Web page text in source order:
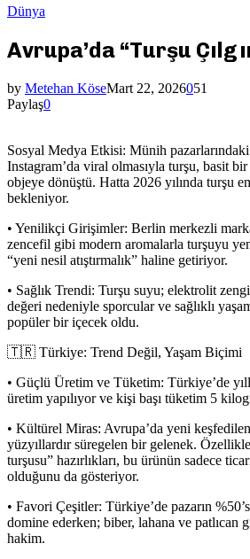
Dünya
Avrupa’da “Turşu
by Metehan KöseMart 22, 2026051
Paylaş0
Sosyal Medya Etkisi: Münih
Instagram’da viral olmasıyla turşu, basit
objeye dönüştü. Hatta 2026 yılında turşu
bekleniyor.
• Yenilikçi Girişimler: Berlin merkezli
zencefil gibi modern aromalarla turşuyu
“yeni nesil atıştırmalık” haline getiriyor.
• Sağlık Trendi: Turşu suyu; elektrolit
değeri nedeniyle sporcular ve sağlıklı
popüler bir içecek oldu.
🇹🇷 Türkiye: Trend Değil, Yaşam Biçimi
• Güçlü Üretim ve Tüketim: Türkiye’de
üretim yapılıyor ve kişi başı tüketim 5
• Kültürel Miras: Avrupa’da yeni
yüzyıllardır süregelen bir gelenek.
turşusu” hazırlıkları, bu ürünün sadece
olduğunu da gösteriyor.
• Favori Çeşitler: Türkiye’de pazarın
domine ederken; biber, lahana ve patlıcan
hakim.